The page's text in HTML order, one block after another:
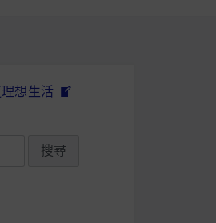
想生活